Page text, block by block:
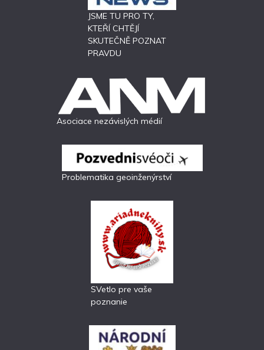
JSME TU PRO TY,
KTEŘÍ CHTĚJÍ
SKUTEČNĚ POZNAT
PRAVDU
Asociace nezávislých médií
Problematika geoinženýrství
SVetlo pre vaše
poznanie